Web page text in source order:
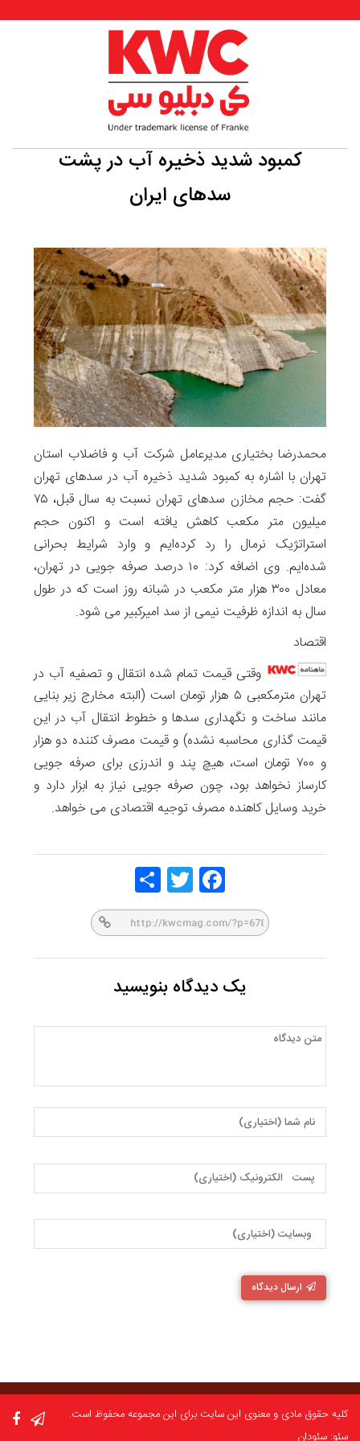
کمبود شدید ذخیره آب در پشت
سد‌های ایران
محمدرضا بختیاری مدیرعامل شرکت آب و فاضلاب استان
تهران با اشاره به کمبود شدید ذخیره آب در سد‌های تهران
گفت: حجم مخازن سدهای تهران نسبت به سال قبل، ۷۵
میلیون متر مکعب کاهش یافته است و اکنون حجم
استراتژیک نرمال را رد کرده‌ایم و وارد شرایط بحرانی
شده‌ایم. وی اضافه کرد: ۱۰ درصد صرفه جویی در تهران،
معادل ۳۰۰ هزار متر مکعب در شبانه روز است که در طول
سال به اندازه ظرفیت نیمی از سد امیرکبیر می شود.
اقتصاد
وقتی قیمت تمام شده انتقال و تصفیه آب در
تهران مترمکعبی ۵ هزار تومان است (البته مخارج زیر بنایی
مانند ساخت و نگهداری سدها و خطوط انتقال آب در این
قیمت گذاری محاسبه نشده) و قیمت مصرف کننده دو هزار
و ۷۰۰ تومان است، هیچ پند و اندرزی برای صرفه جویی
کارساز نخواهد بود، چون صرفه جویی نیاز به ابزار دارد و
خرید وسایل کاهنده مصرف توجیه اقتصادی می خواهد.
Face
book
Twitt
er
یک دیدگاه بنویسید
ارسال دیدگاه
کلیه حقوق مادی و معنوی این سایت برای این مجموعه محفوظ است.
سئو: سئودان